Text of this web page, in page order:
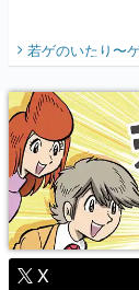
若ゲのいたり〜
X